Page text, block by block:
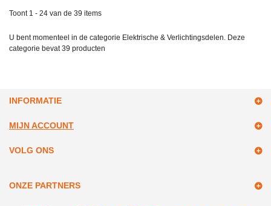
Toont 1 - 24 van de 39 items
U bent momenteel in de categorie Elektrische & Verlichtingsdelen. Deze
categorie bevat39 producten
INFORMATIE
MIJN ACCOUNT
VOLG ONS
ONZE PARTNERS